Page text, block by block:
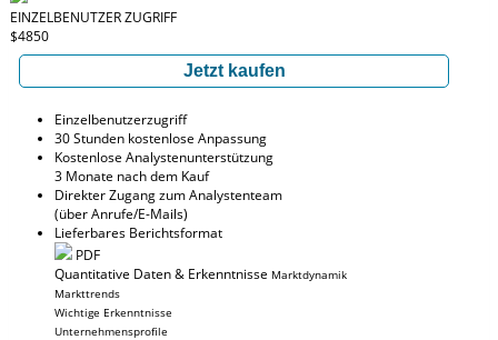
EINZELBENUTZER ZUGRIFF
$4850
Jetzt kaufen
Einzelbenutzerzugriff
30 Stunden kostenlose Anpassung
Kostenlose Analystenunterstützung
3 Monate nach dem Kauf
Direkter Zugang zum Analystenteam
(über Anrufe/E-Mails)
Lieferbares Berichtsformat
PDF
Quantitative Daten & Erkenntnisse Marktdynamik
Markttrends
Wichtige Erkenntnisse
Unternehmensprofile